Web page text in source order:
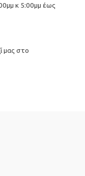
κ 5:00μμ έως
μας στο